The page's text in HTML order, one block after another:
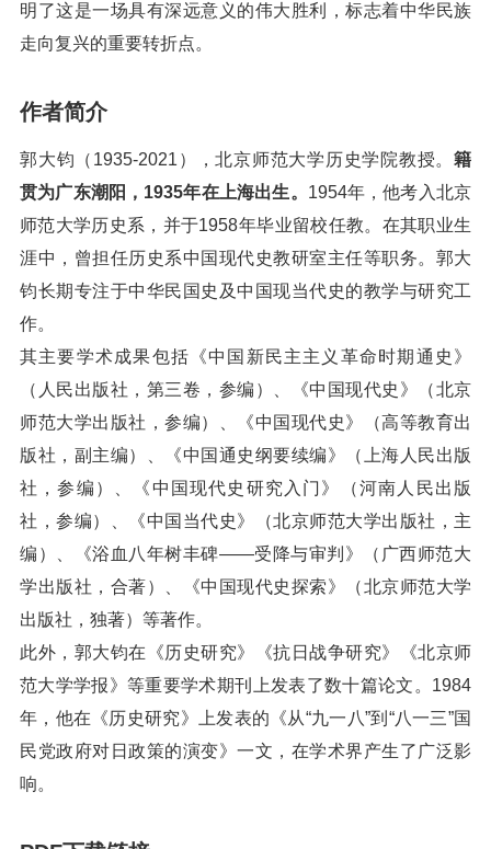
明了这是一场具有深远意义的伟大胜利，标志着中华民族
走向复兴的重要转折点。
作者简介
郭大钧（1935-2021），北京师范大学历史学院教授。 籍
贯为广东潮阳，1935年在上海出生。 1954年，他考入北京
师范大学历史系，并于1958年毕业留校任教。在其职业生
涯中，曾担任历史系中国现代史教研室主任等职务。郭大
钧长期专注于中华民国史及中国现当代史的教学与研究工
作。
其主要学术成果包括《中国新民主主义革命时期通史》
（人民出版社，第三卷，参编）、《中国现代史》（北京
师范大学出版社，参编）、《中国现代史》（高等教育出
版社，副主编）、《中国通史纲要续编》（上海人民出版
社，参编）、《中国现代史研究入门》（河南人民出版
社，参编）、《中国当代史》（北京师范大学出版社，主
编）、《浴血八年树丰碑——受降与审判》（广西师范大
学出版社，合著）、《中国现代史探索》（北京师范大学
出版社，独著）等著作。
此外，郭大钧在《历史研究》《抗日战争研究》《北京师
范大学学报》等重要学术期刊上发表了数十篇论文。1984
年，他在《历史研究》上发表的《从“九一八”到“八一三”国
民党政府对日政策的演变》一文，在学术界产生了广泛影
响。